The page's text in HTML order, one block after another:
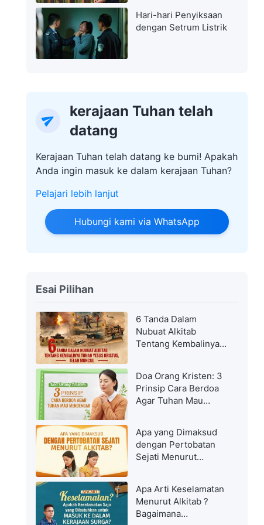
Hari-hari Penyiksaan
dengan Setrum Listrik
kerajaan Tuhan telah
datang
Kerajaan Tuhan telah datang ke bumi! Apakah
Anda ingin masuk ke dalam kerajaan Tuhan?
Pelajari lebih lanjut
Hubungi kami via WhatsApp
Esai Pilihan
6 Tanda Dalam
Nubuat Alkitab
Tentang Kembalinya
Doa Orang Kristen: 3
Prinsip Cara Berdoa
Agar Tuhan Mau
Apa yang Dimaksud
dengan Pertobatan
Sejati Menurut
Apa Arti Keselamatan
Menurut Alkitab ?
Bagaimana